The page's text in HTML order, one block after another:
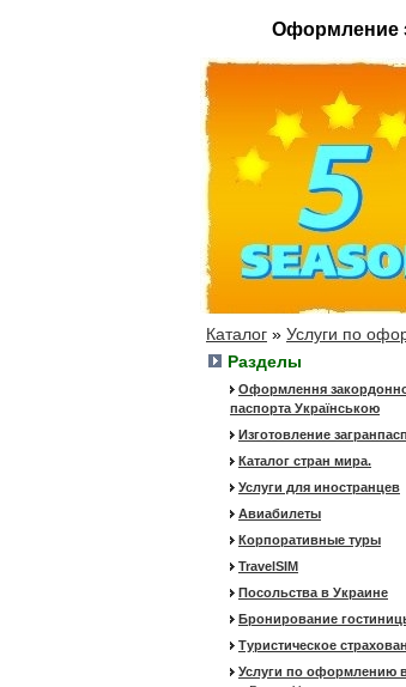
Оформление
Каталог » Услуги по
Разделы
Оформлення
паспорта Українською
Изготовление
Каталог стран мира.
Услуги для иностранцев
Авиабилеты
Корпоративные туры
TravelSIM
Посольства в Украине
Бронирование
Туристическое
Услуги по оформлению